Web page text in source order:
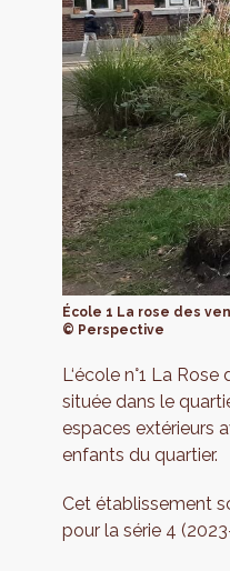
École 1 La rose des
© Perspective
L‘école n°1 La
située dans le
espaces extérieurs
enfants du quartier.
Cet établissement
pour la série 4